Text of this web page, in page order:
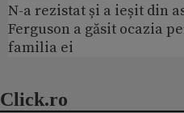
N-a rezistat și a ieșit din
Ferguson a găsit ocazia
familia ei
Click.ro